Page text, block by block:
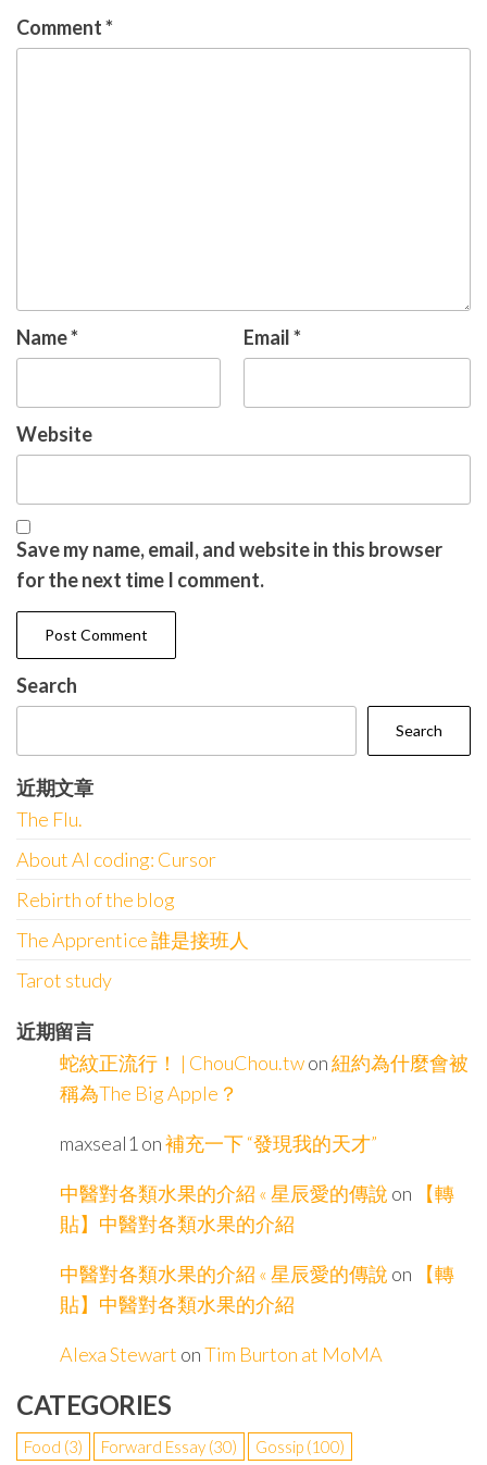
Comment*
Name* Email*
Website
Save my name, email, and website in this browser
for the next time I comment.
Search
Search
近期文章
The Flu.
About AI coding: Cursor
Rebirth of the blog
The Apprentice 誰是接班人
Tarot study
近期留言
蛇紋正流行！ | ChouChou.twon紐約為什麼會被
稱為The Big Apple？
maxseal1 on補充一下 “發現我的天才”
中醫對各類水果的介紹 « 星辰愛的傳說 on
【轉
貼】中醫對各類水果的介紹
中醫對各類水果的介紹 « 星辰愛的傳說 on
【轉
貼】中醫對各類水果的介紹
Alexa Stewart onTim Burton at MoMA
CATEGORIES
Food (3) Forward Essay (30) Gossip (100)